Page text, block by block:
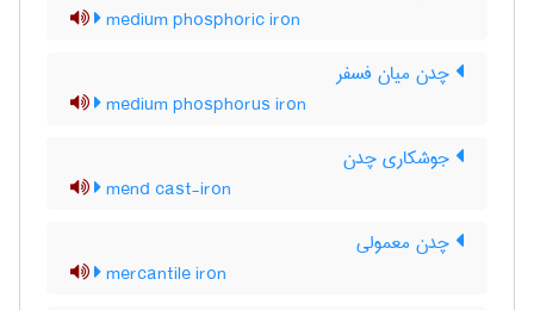
medium phosphoric iron
چدن میان فسفر
medium phosphorus iron
جوشکاری چدن
mend cast-iron
چدن معمولی
mercantile iron